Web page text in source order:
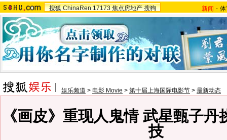
搜狐 ChinaRen 17173 焦点房地产 搜狗 新闻 -
娱乐频道 > 电影 Movie > 第十届上海国际电影节 > 最新动态
《画皮》重现人鬼情 武星甄子丹
技